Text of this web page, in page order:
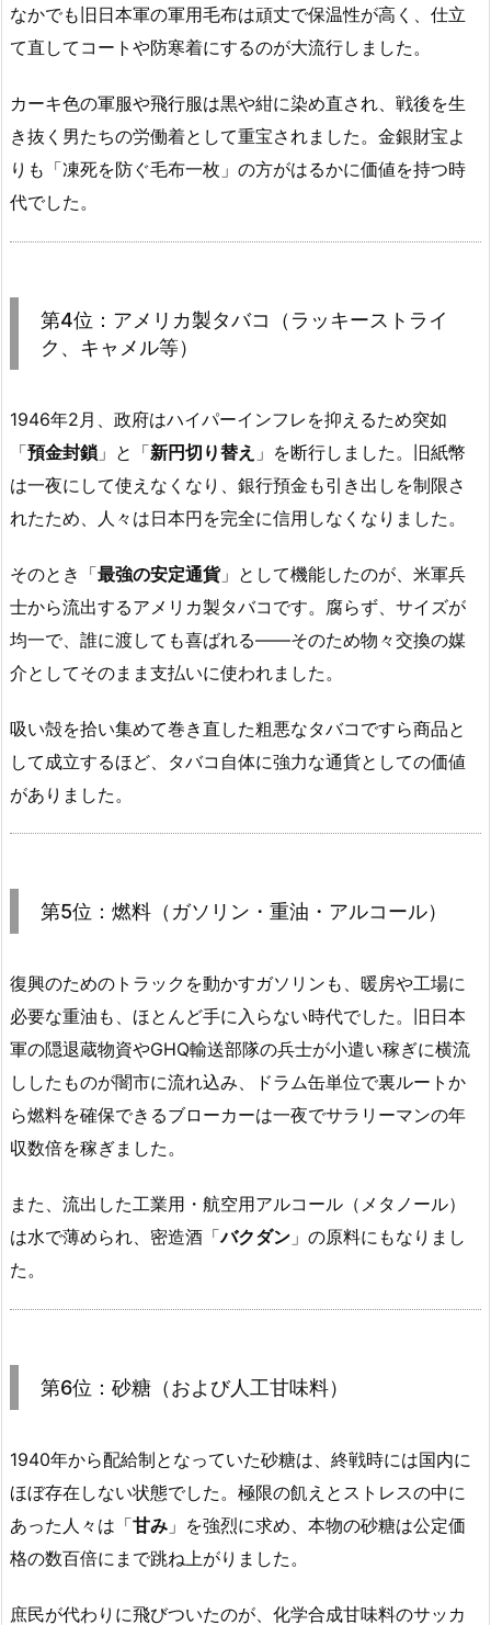
なかでも旧日本軍の軍用毛布は頑丈で保温性が高く、仕立
て直してコートや防寒着にするのが大流行しました。
カーキ色の軍服や飛行服は黒や紺に染め直され、戦後を生
き抜く男たちの労働着として重宝されました。金銀財宝よ
りも「凍死を防ぐ毛布一枚」の方がはるかに価値を持つ時
代でした。
第4位：アメリカ製タバコ（ラッキーストライ
ク、キャメル等）
1946年2月、政府はハイパーインフレを抑えるため突如
「預金封鎖 」と「新円切り替え 」を断行しました。旧紙幣
は一夜にして使えなくなり、銀行預金も引き出しを制限さ
れたため、人々は日本円を完全に信用しなくなりました。
そのとき「最強の安定通貨」として機能したのが、米軍兵
士から流出するアメリカ製タバコです。腐らず、サイズが
均一で、誰に渡しても喜ばれる——そのため物々交換の媒
介としてそのまま支払いに使われました。
吸い殻を拾い集めて巻き直した粗悪なタバコですら商品と
して成立するほど、タバコ自体に強力な通貨としての価値
がありました。
第5位：燃料（ガソリン・重油・アルコール）
復興のためのトラックを動かすガソリンも、暖房や工場に
必要な重油も、ほとんど手に入らない時代でした。旧日本
軍の隠退蔵物資やGHQ輸送部隊の兵士が小遣い稼ぎに横流
ししたものが闇市に流れ込み、ドラム缶単位で裏ルートか
ら燃料を確保できるブローカーは一夜でサラリーマンの年
収数倍を稼ぎました。
また、流出した工業用・航空用アルコール（メタノール）
は水で薄められ、密造酒「バクダン 」の原料にもなりまし
た。
第6位：砂糖（および人工甘味料）
1940年から配給制となっていた砂糖は、終戦時には国内に
ほぼ存在しない状態でした。極限の飢えとストレスの中に
あった人々は「甘み 」を強烈に求め、本物の砂糖は公定価
格の数百倍にまで跳ね上がりました。
庶民が代わりに飛びついたのが、化学合成甘味料のサッカ